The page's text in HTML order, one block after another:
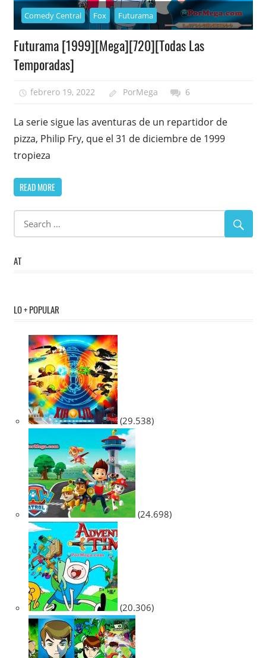
Comedy Central Fox Futurama
Futurama [1999][Mega][720][Todas Las
Temporadas]
febrero 19, 2022 PorMega 6
La serie sigue las aventuras de un repartidor de
pizza, Philip Fry, que el 31 de diciembre de 1999
tropieza
READ MORE
AT
LO + POPULAR
(29.538)
(24.698)
(20.306)